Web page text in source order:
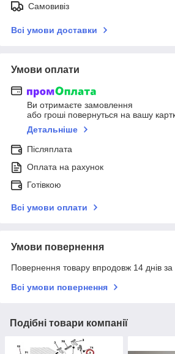
Самовивіз
Всі умови доставки
Умови оплати
Ви отримаєте замовлення
або гроші повернуться на вашу
Детальніше
Післяплата
Оплата на рахунок
Готівкою
Всі умови оплати
Умови повернення
Повернення товару впродовж 14 днів за
Всі умови повернення
Подібні товари компанії